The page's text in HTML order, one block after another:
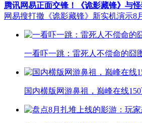
腾讯网易正面交锋！《诡影藏锋》与
网易搜打撤《诡影藏锋》新实机演示8
一看吓一跳：雷死人不偿命的囧
国内横版网游鼻祖，巅峰在线